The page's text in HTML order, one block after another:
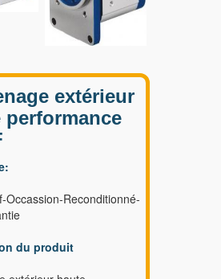
extérieur
performance
Occassion-Reconditionné-
du produit